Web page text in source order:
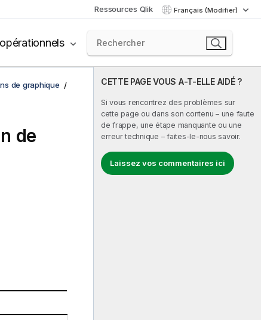
Ressources Qlik Français (Modifier)
CETTE PAGE VOUS A-T-ELLE AIDÉ ?
Si vous rencontrez des problèmes sur
cette page ou dans son contenu – une faute
de frappe, une étape manquante ou une
erreur technique – faites-le-nous savoir.
Laissez vos commentaires ici
de graphique
de